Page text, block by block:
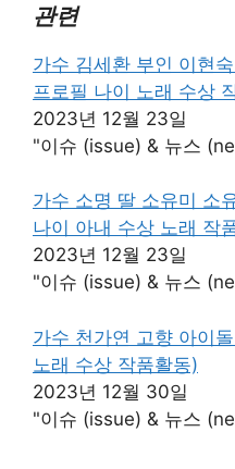
관련
가수 김세환 부인 이현
프로필 나이 노래 수상
2023년 12월 23일
"이슈 (issue) & 뉴스
가수 소명 딸 소유미 소
나이 아내 수상 노래 작
2023년 12월 23일
"이슈 (issue) & 뉴스
가수 천가연 고향 아이
노래 수상 작품활동)
2023년 12월 30일
"이슈 (issue) & 뉴스